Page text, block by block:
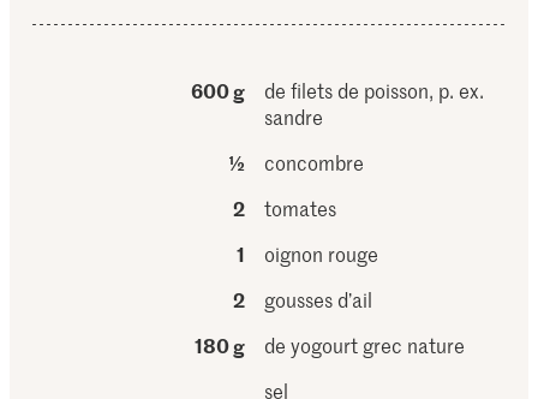
600 g
de filets de poisson, p. ex.
sandre
½
concombre
2
tomates
1
oignon rouge
2
gousses d’ail
180 g
de yogourt grec nature
sel